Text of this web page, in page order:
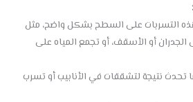
التسربات على السطح بشكل واضح، مثل
الجدران أو الأسقف، أو تجمع المياه على
تحدث نتيجة لتشققات في الأنابيب أو تسرب